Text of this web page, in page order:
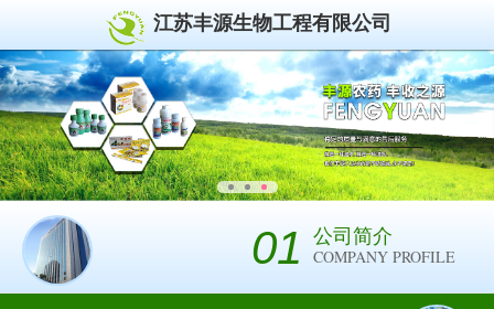
江苏丰源生物工程有限公司
01 公司简介
COMPANY PROFILE